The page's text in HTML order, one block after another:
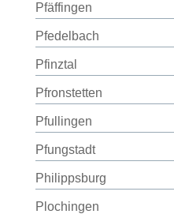
Pfäffingen
Pfedelbach
Pfinztal
Pfronstetten
Pfullingen
Pfungstadt
Philippsburg
Plochingen